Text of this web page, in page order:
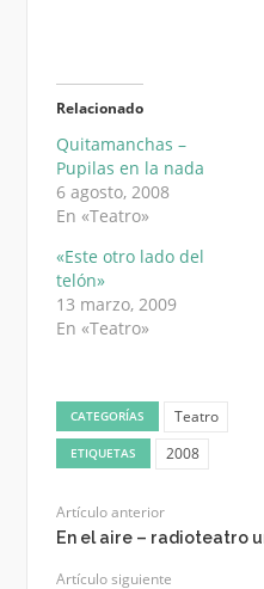
Relacionado
Quitamanchas –
Pupilas en la nada
6 agosto, 2008
En «Teatro»
«Este otro lado del
telón»
13 marzo, 2009
En «Teatro»
CATEGORÍAS Teatro
ETIQUETAS 2008
Artículo anterior
En el aire – radioteatro
Artículo siguiente